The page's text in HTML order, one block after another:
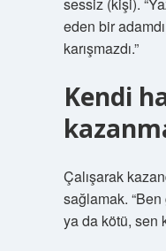
eden bir
karışmazdı.”
Kendi
Çalışarak
sağlamak.
ya da kötü, sen